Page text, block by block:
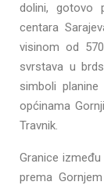
dolini, gotovo
centara
visinom od
svrstava u
simboli
općinama
Travnik.
Granice
prema